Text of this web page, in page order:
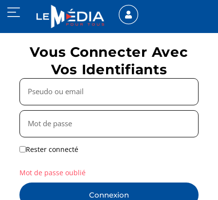
Vous Connecter Avec
Vos Identifiants
Rester connecté
Connexion
Mot de passe oublié